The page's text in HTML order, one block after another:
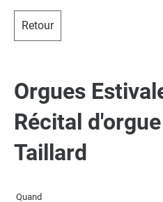
Retour
Orgues
Récital
Taillard
Quand